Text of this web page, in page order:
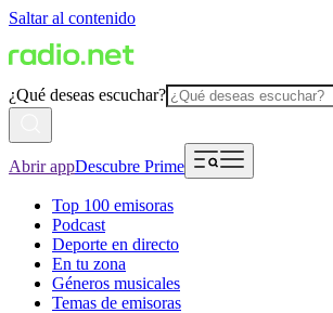
Saltar al contenido
¿Qué deseas escuchar?
Abrir appDescubre Prime
Top 100 emisoras
Podcast
Deporte en directo
En tu zona
Géneros musicales
Temas de emisoras